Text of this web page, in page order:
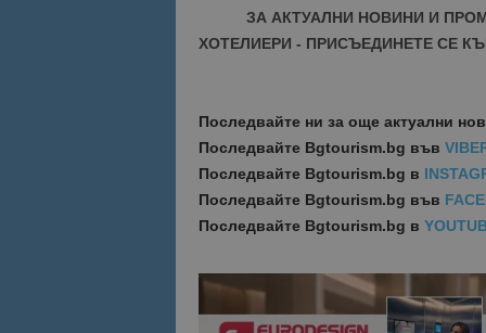
ЗА АКТУАЛНИ НОВИНИ И
ХОТЕЛИЕРИ - ПРИСЪЕДИНЕТЕ СЕ
Последвайте ни за още актуални
Последвайте Bgtourism.bg във
Последвайте Bgtourism.bg в
Последвайте Bgtourism.bg във
Последвайте Bgtourism.bg в
is_unique
_ga_WXPDN4HSCV
_ga_FK650GXHRZ
_ga